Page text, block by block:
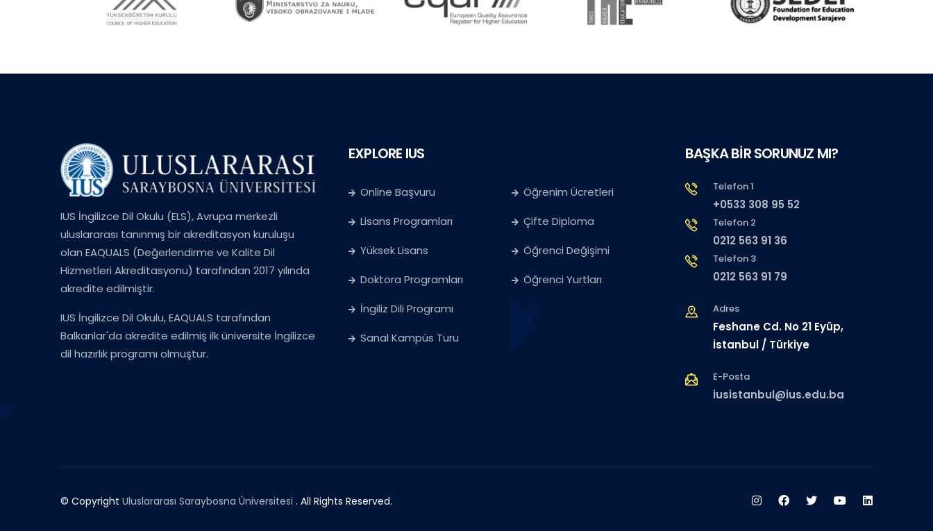
IUS İngilizce Dil Okulu (ELS), Avrupa merkezli
uluslararası tanınmış bir akreditasyon kuruluşu
olan EAQUALS (Değerlendirme ve Kalite Dil
Hizmetleri Akreditasyonu) tarafından 2017 yılında
akredite edilmiştir.
IUS İngilizce Dil Okulu, EAQUALS tarafından
Balkanlar'da akredite edilmiş ilk üniversite İngilizce
dil hazırlık programı olmuştur.
EXPLORE IUS
Online Başvuru
Lisans Programları
Yüksek Lisans
Doktora Programları
İngiliz Dili Programı
Sanal Kampüs Turu
Öğrenim Ücretleri
Çifte Diploma
Öğrenci Değişimi
Öğrenci Yurtları
BAŞKA BİR SORUNUZ MI?
Telefon 1
+0533 308 95 52
Telefon 2
0212 563 91 36
Telefon 3
0212 563 91 79
Adres
Feshane Cd. No 21 Eyüp,
İstanbul / Türkiye
E-Posta
iusistanbul@ius.edu.ba
© Copyright Uluslararası Saraybosna Üniversitesi . All Rights Reserved.